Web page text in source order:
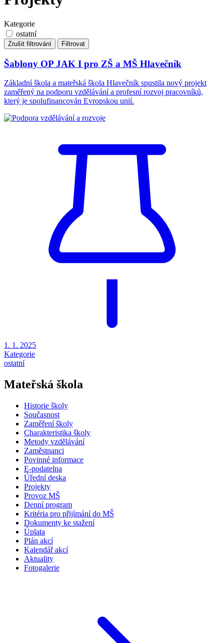
Kategorie
ostatní
Zrušit filtrování Filtrovat
Šablony OP JAK I pro ZŠ a MŠ Hlavečník
Základní škola a mateřská škola Hlavečník spustila nový projekt
zaměřený na podporu vzdělávání a profesní rozvoj pracovníků,
který je spolufinancován Evropskou unií.
1. 1. 2025
Kategorie
ostatní
Mateřská škola
Historie školy
Současnost
Zaměření školy
Charakteristika školy
Metody vzdělávání
Zaměstnanci
Povinné informace
E-podatelna
Úřední deska
Projekty
Provoz MŠ
Denní program
Kritéria pro přijímání do MŠ
Dokumenty ke stažení
Úplata
Plán akcí
Kalendář akcí
Aktuality
Fotogalerie